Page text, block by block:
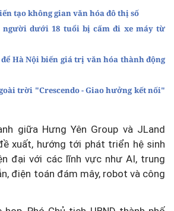
tạo không gian văn hóa đô thị số
người dưới 18 tuổi bị cấm đi xe máy từ
Hà Nội biến giá trị văn hóa thành động
trời "Crescendo - Giao hưởng kết nối"
giữa Hưng Yên Group và JLand
xuất, hướng tới phát triển hệ sinh
đại với các lĩnh vực như AI, trung
điện toán đám mây, robot và công